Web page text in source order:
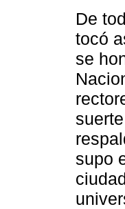
De
tocó
se
supo